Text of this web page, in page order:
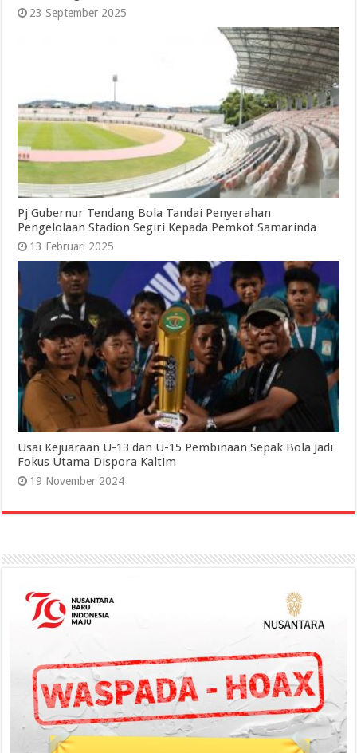
23 September 2025
Pj Gubernur Tendang Bola Tandai Penyerahan
Pengelolaan Stadion Segiri Kepada Pemkot Samarinda
13 Februari 2025
Usai Kejuaraan U-13 dan U-15 Pembinaan Sepak Bola Jadi
Fokus Utama Dispora Kaltim
19 November 2024